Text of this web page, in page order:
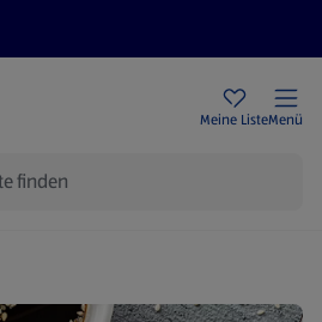
Meine ListeMenü